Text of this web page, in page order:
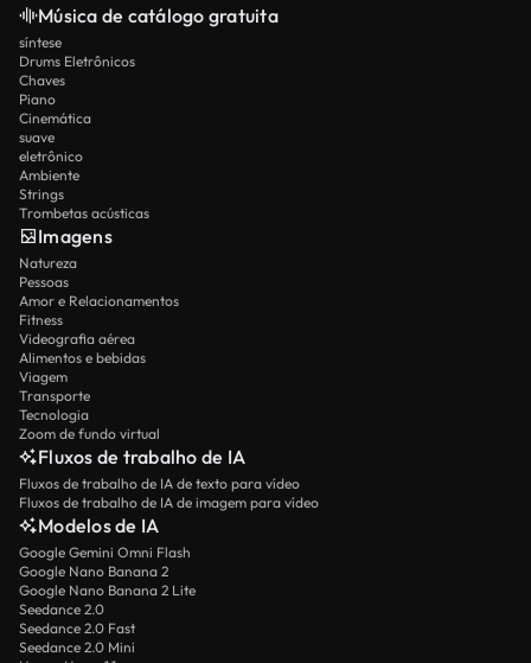
Música de catálogo gratuita
síntese
Drums Eletrônicos
Chaves
Piano
Cinemática
suave
eletrônico
Ambiente
Strings
Trombetas acústicas
Imagens
Natureza
Pessoas
Amor e Relacionamentos
Fitness
Videografia aérea
Alimentos e bebidas
Viagem
Transporte
Tecnologia
Zoom de fundo virtual
Fluxos de trabalho de IA
Fluxos de trabalho de IA de texto para vídeo
Fluxos de trabalho de IA de imagem para vídeo
Modelos de IA
Google Gemini Omni Flash
Google Nano Banana 2
Google Nano Banana 2 Lite
Seedance 2.0
Seedance 2.0 Fast
Seedance 2.0 Mini